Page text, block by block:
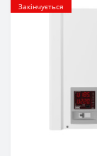
Закінчується